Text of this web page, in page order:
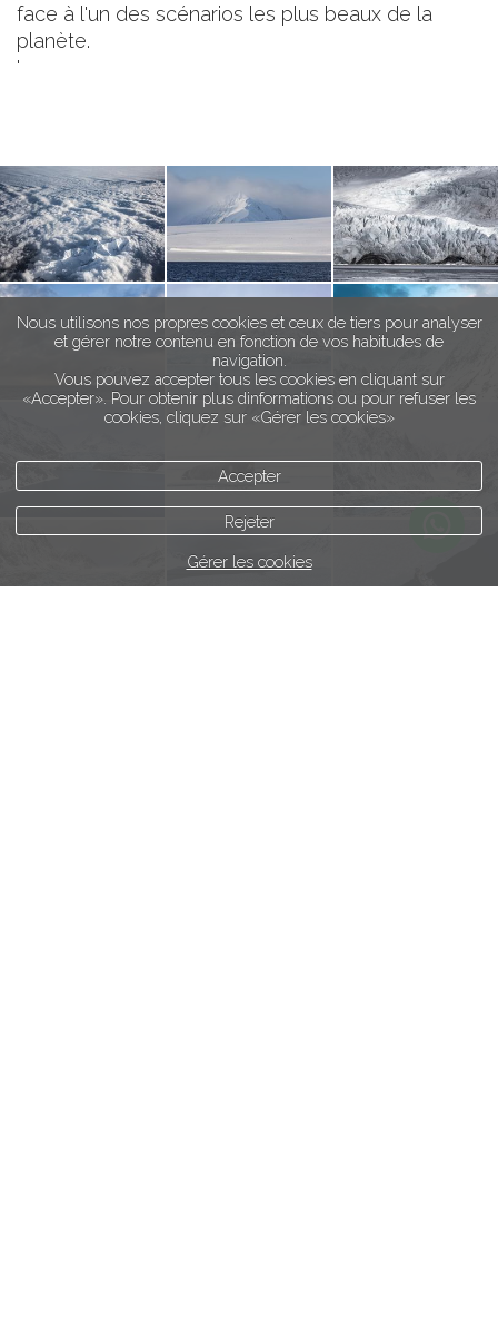
face à l'un des scénarios les plus beaux de la
planète.
'
Nous utilisons nos propres cookies et ceux de tiers pour analyser
et gérer notre contenu en fonction de vos habitudes de
navigation.
Vous pouvez accepter tous les cookies en cliquant sur
«Accepter». Pour obtenir plus dinformations ou pour refuser les
cookies, cliquez sur «Gérer les cookies»
Accepter
Rejeter
Gérer les cookies